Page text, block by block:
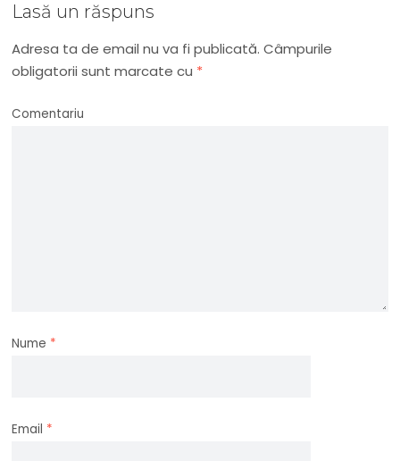
Lasă un răspuns
Adresa ta de email nu va fi publicată. Câmpurile
obligatorii sunt marcate cu *
Comentariu
Nume *
Email *